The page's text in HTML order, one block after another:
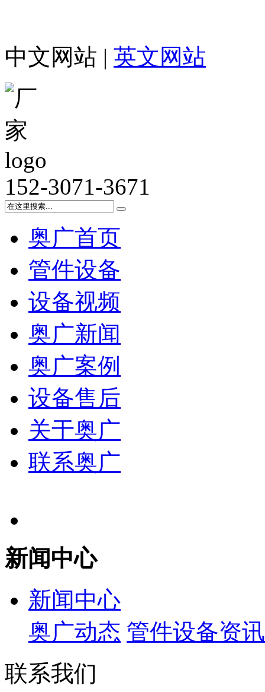
中文网站 | 英文网站
152-3071-3671
奥广首页
管件设备
设备视频
奥广新闻
奥广案例
设备售后
关于奥广
联系奥广
新闻中心
新闻中心
奥广动态 管件设备资讯
联系我们